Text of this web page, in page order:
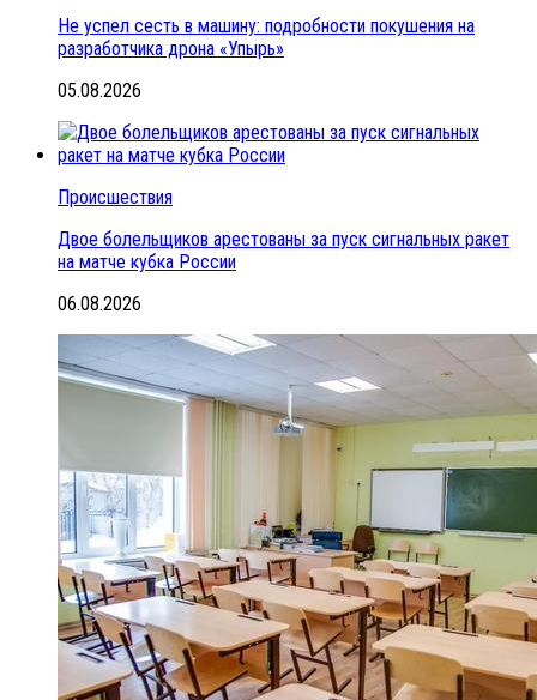
Не успел сесть в машину: подробности покушения на
разработчика дрона «Упырь»
05.08.2026
Происшествия
Двое болельщиков арестованы за пуск сигнальных ракет
на матче кубка России
06.08.2026